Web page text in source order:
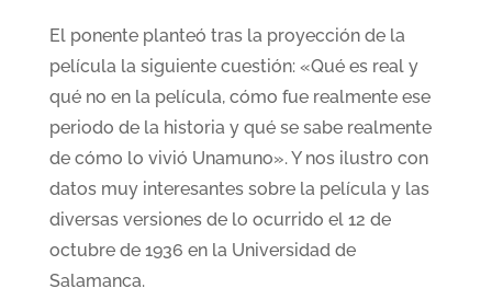
El ponente planteó tras la proyección de la
película la siguiente cuestión: «Qué es real y
qué no en la película, cómo fue realmente ese
periodo de la historia y qué se sabe realmente
de cómo lo vivió Unamuno». Y nos ilustro con
datos muy interesantes sobre la película y las
diversas versiones de lo ocurrido el 12 de
octubre de 1936 en la Universidad de
Salamanca.